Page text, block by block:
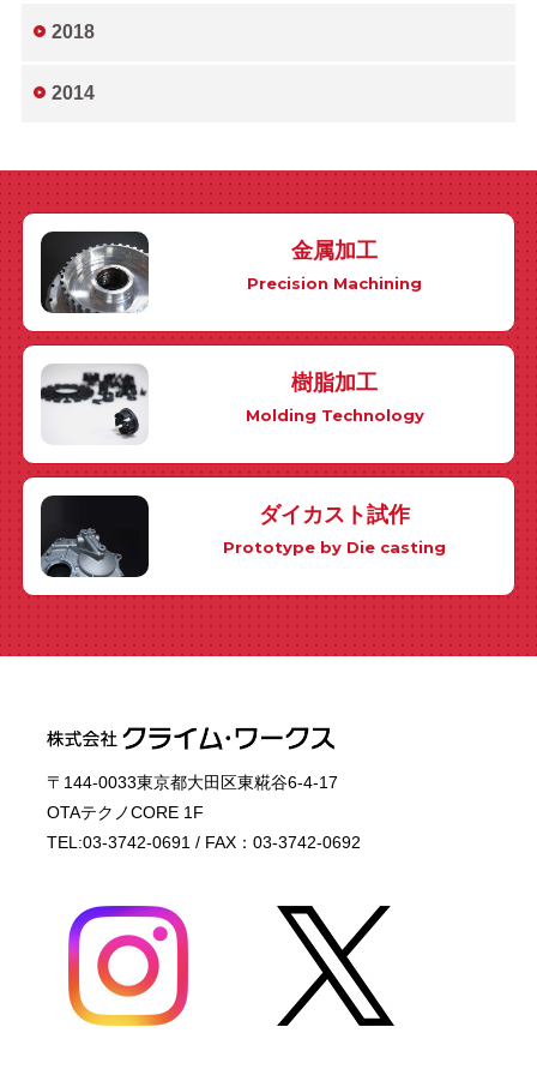
2018
2014
金属加工
Precision Machining
樹脂加工
Molding Technology
ダイカスト試作
Prototype by Die casting
〒144-0033東京都大田区東糀谷6-4-17
OTAテクノCORE 1F
TEL:03-3742-0691 / FAX：03-3742-0692